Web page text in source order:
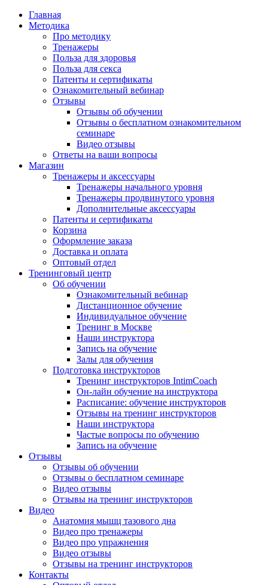
Главная
Методика
Про методику
Тренажеры
Польза для здоровья
Польза для секса
Патенты и сертификаты
Ознакомительный вебинар
Отзывы
Отзывы об обучении
Отзывы о бесплатном ознакомительном
семинаре
Видео отзывы
Ответы на ваши вопросы
Магазин
Тренажеры и аксессуары
Тренажеры начального уровня
Тренажеры продвинутого уровня
Дополнительные аксессуары
Патенты и сертификаты
Корзина
Оформление заказа
Доставка и оплата
Оптовый отдел
Тренинговый центр
Об обучении
Ознакомительный вебинар
Дистанционное обучение
Индивидуальное обучение
Тренинг в Москве
Наши инструктора
Запись на обучение
Залы для обучения
Подготовка инструкторов
Тренинг инструкторов IntimCoach
Он-лайн обучение на инструктора
Расписание: обучение инструкторов
Отзывы на тренинг инструкторов
Наши инструктора
Частые вопросы по обучению
Запись на обучение
Отзывы
Отзывы об обучении
Отзывы о бесплатном семинаре
Видео отзывы
Отзывы на тренинг инструкторов
Видео
Анатомия мышц тазового дна
Видео про тренажеры
Видео про упражнения
Видео отзывы
Отзывы на тренинг инструкторов
Контакты